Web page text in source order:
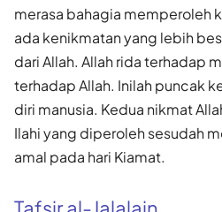
merasa bahagia memperoleh
ada kenikmatan yang lebih
dari Allah. Allah rida terhadap
terhadap Allah. Inilah puncak
diri manusia. Kedua nikmat
Ilahi yang diperoleh sesudah
amal pada hari Kiamat.